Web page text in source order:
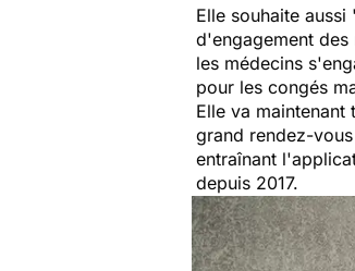
Elle souhaite aussi
d'engagement des
les médecins
pour les congés
Elle va
grand rendez-
entraînant
depuis 2017.